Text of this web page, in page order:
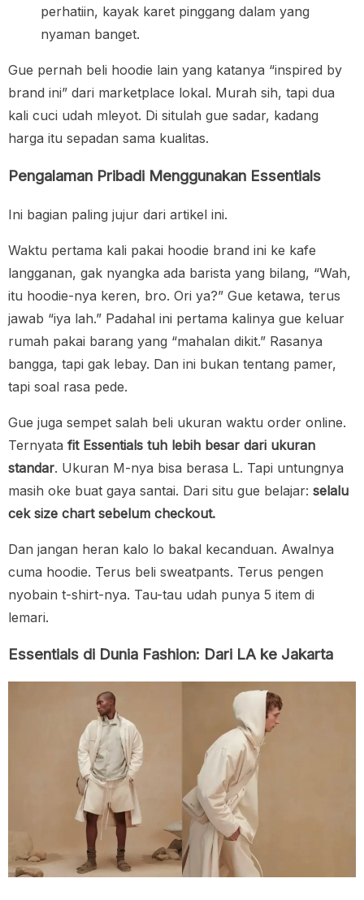
perhatiin, kayak karet pinggang dalam yang
nyaman banget.
Gue pernah beli hoodie lain yang katanya “inspired by
brand ini” dari marketplace lokal. Murah sih, tapi dua
kali cuci udah mleyot. Di situlah gue sadar, kadang
harga itu sepadan sama kualitas.
Pengalaman Pribadi Menggunakan Essentials
Ini bagian paling jujur dari artikel ini.
Waktu pertama kali pakai hoodie brand ini ke kafe
langganan, gak nyangka ada barista yang bilang, “Wah,
itu hoodie-nya keren, bro. Ori ya?” Gue ketawa, terus
jawab “iya lah.” Padahal ini pertama kalinya gue keluar
rumah pakai barang yang “mahalan dikit.” Rasanya
bangga, tapi gak lebay. Dan ini bukan tentang pamer,
tapi soal rasa pede.
Gue juga sempet salah beli ukuran waktu order online.
Ternyata fit Essentials tuh lebih besar dari ukuran
standar. Ukuran M-nya bisa berasa L. Tapi untungnya
masih oke buat gaya santai. Dari situ gue belajar: selalu
cek size chart sebelum checkout.
Dan jangan heran kalo lo bakal kecanduan. Awalnya
cuma hoodie. Terus beli sweatpants. Terus pengen
nyobain t-shirt-nya. Tau-tau udah punya 5 item di
lemari.
Essentials di Dunia Fashion: Dari LA ke Jakarta